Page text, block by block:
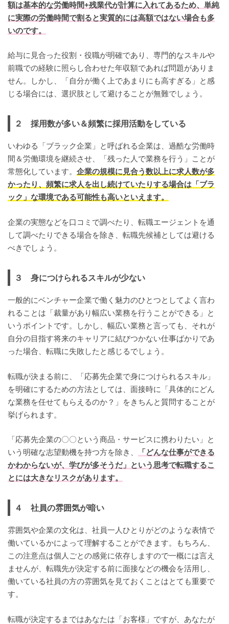
額は基本的な労働時間+残業代が計算に入れてあるため、単純
に実際の労働時間で割ると実質的には高額ではない場合も多
いのです。
給与に見合った役割・役職が明確であり、専門的なスキルや
前職での経験に照らし合わせた年収額であれば問題がありま
せん。しかし、「自分が働く上であまりにも高すぎる」と感
じる場合には、選択肢として避けることが無難でしょう。
２ 採用数が多い＆頻繁に採用活動をしている
いわゆる「ブラック企業」と呼ばれる企業は、過酷な労働時
間＆労働環境を継続させ、「残った人で業務を行う」ことが
常態化しています。 企業の規模に見合う数以上に求人数が多
かったり、頻繁に求人を出し続けていたりする場合は「ブラ
ック」な環境である可能性も高いといえます。
企業の実態などを口コミで調べたり、転職エージェントを通
して調べたりできる場合を除き、転職先候補としては避ける
べきでしょう。
３ 身につけられるスキルが少ない
一般的にベンチャー企業で働く魅力のひとつとしてよく言わ
れることは「裁量があり幅広い業務を行うことができる」と
いうポイントです。しかし、幅広い業務と言っても、それが
自分の目指す将来のキャリアに結びつかない仕事ばかりであ
った場合、転職に失敗したと感じるでしょう。
転職が決まる前に、「応募先企業で身につけられるスキル」
を明確にするための方法としては、面接時に「具体的にどん
な業務を任せてもらえるのか？」をきちんと質問することが
挙げられます。
「応募先企業の〇〇という商品・サービスに携わりたい」と
いう明確な志望動機を持つ方を除き、
「どんな仕事ができる
かわからないが、学びが多そうだ」という思考で転職するこ
とには大きなリスクがあります。
４ 社員の雰囲気が暗い
雰囲気や企業の文化は、社員一人ひとりがどのような表情で
働いているかによって理解することができます。もちろん、
この注意点は個人ごとの感覚に依存しますので一概には言え
ませんが、転職先が決定する前に面接などの機会を活用し、
働いている社員の方の雰囲気を見ておくことはとても重要で
す。
転職が決定するまではあなたは「お客様」ですが、あなたが